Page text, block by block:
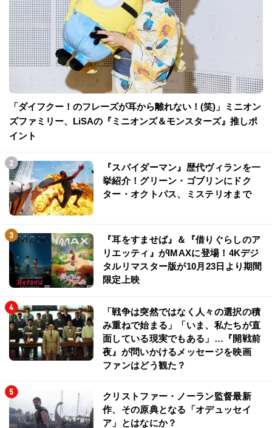
「ダイフクー！のフレーズが耳から離れない！(笑)」ミニオン
ズファミリー、LiSAの『ミニオンズ＆モンスターズ』推しポ
イント
『スパイダーマン』歴代ヴィランを一
挙紹介！グリーン・ゴブリンにドク
ター・オクトパス、ミステリオまで
『耳をすませば』＆『借りぐらしのア
リエッティ』がIMAXに登場！4Kデジ
タルリマスター版が10月23日より期間
限定上映
「戦争は突然ではなく人々の選択の積
み重ねで始まる」「いま、私たちが直
面している現実でもある」…『開戦前
夜』が問いかけるメッセージを映画
ファンはどう観た？
クリストファー・ノーラン監督最新
作、その原典となる「オデュッセイ
ア」とはなにか？